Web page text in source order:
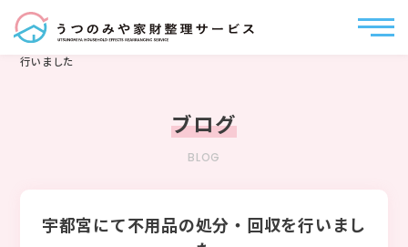
うつのみや家財整理サービス>ブログ
宇都宮にて不用品の処分・回収を
行いました
ブログ
BLOG
宇都宮にて不用品の処分・回収を行いまし